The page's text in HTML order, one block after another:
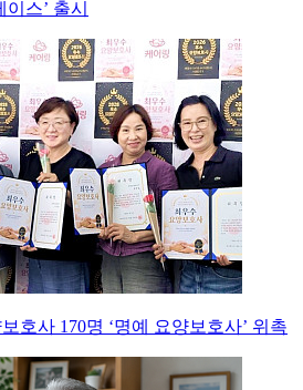
스’ 출시
호사 170명 ‘명예 요양보호사’ 위촉